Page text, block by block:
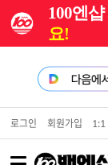
100엔
요!
로그인 회원가입 1:1